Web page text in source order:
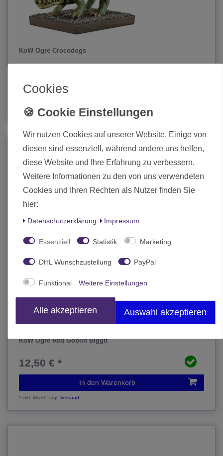
KoW Ogre Crocodogs
inkl. MwSt. zzgl.Versand
KoW Ogre Red Goblin Biggit
12,50 € *
In den Warenkorb
*inkl. MwSt. zzgl.Versand
Cookies
Wir nutzen Cookies auf unserer Website. Einige von
diesen sind essenziell, während andere uns helfen,
diese Website und Ihre Erfahrung zu verbessern.
Weitere Informationen zu den von uns verwendeten
Cookies und Ihren Rechten als Nutzer finden Sie
hier:
Daten­schutz­erklärung Impressum
Essenziell Statistik Marketing
DHL Wunschzustellung PayPal
Funktional Weitere Einstellungen
Alle akzeptieren Auswahl akzeptieren